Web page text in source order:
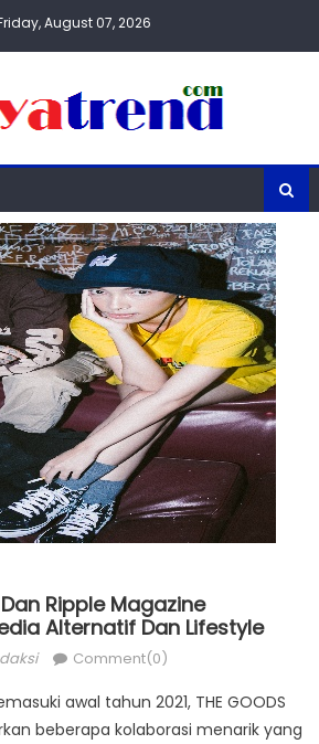
August 07, 2026
Ripple Magazine
Alternatif Dan Lifestyle
Comment(0)
awal tahun 2021, THE GOODS
beberapa kolaborasi menarik yang